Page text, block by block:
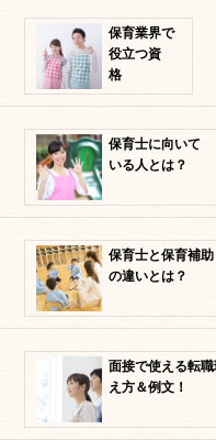
保育業界で
役立つ資
格
保育士に向いて
いる人とは？
保育士と保育補助
の違いとは？
面接で使える転
え方＆例文！